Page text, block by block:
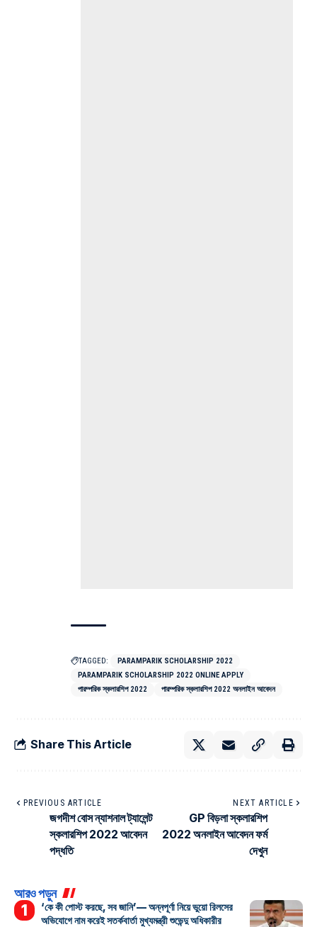
TAGGED:
PARAMPARIK SCHOLARSHIP 2022
PARAMPARIK SCHOLARSHIP 2022 ONLINE APPLY
পারম্পরিক স্কলারশিপ 2022
পারম্পরিক স্কলারশিপ 2022 অনলাইন আবেদন
Share This Article
PREVIOUS ARTICLE
জগদীশ বোস ন্যাশনাল ট্যালেন্ট
স্কলারশিপ 2022 আবেদন
পদ্ধতি
NEXT ARTICLE
GP বিড়লা স্কলারশিপ
2022 অনলাইন আবেদন ফর্ম
দেখুন
আরও পড়ুন
‘কে কী পোস্ট করছে, সব জানি’— অন্নপূর্ণা নিয়ে ভুয়ো রিলসের
অভিযোগে নাম করেই সতর্কবার্তা মুখ্যমন্ত্রী শুভেন্দু অধিকারীর